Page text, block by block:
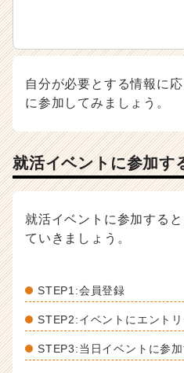
自分が必要とする情報に
に参加してみましょう。
就活イベントに参加す
就活イベントに参加する
ていきましょう。
STEP1:会員登録
STEP2:イベントにエントリ
STEP3:当日イベントに参加